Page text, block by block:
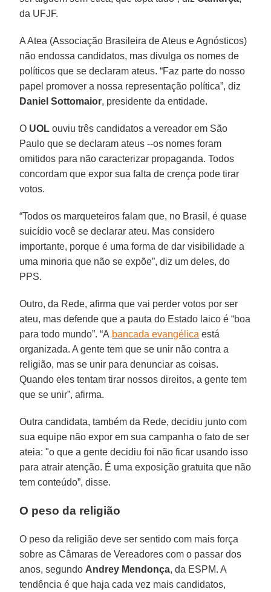
da UFJF.
A Atea (Associação Brasileira de Ateus e Agnósticos)
não endossa candidatos, mas divulga os nomes de
políticos que se declaram ateus. “Faz parte do nosso
papel promover a nossa representação política”, diz
Daniel Sottomaior, presidente da entidade.
O UOL ouviu três candidatos a vereador em São
Paulo que se declaram ateus --os nomes foram
omitidos para não caracterizar propaganda. Todos
concordam que expor sua falta de crença pode tirar
votos.
“Todos os marqueteiros falam que, no Brasil, é quase
suicídio você se declarar ateu. Mas considero
importante, porque é uma forma de dar visibilidade a
uma minoria que não se expõe”, diz um deles, do
PPS.
Outro, da Rede, afirma que vai perder votos por ser
ateu, mas defende que a pauta do Estado laico é “boa
para todo mundo”. “A bancada evangélica está
organizada. A gente tem que se unir não contra a
religião, mas se unir para denunciar as coisas.
Quando eles tentam tirar nossos direitos, a gente tem
que se unir”, afirma.
Outra candidata, também da Rede, decidiu junto com
sua equipe não expor em sua campanha o fato de ser
ateia: "o que a gente decidiu foi não ficar usando isso
para atrair atenção. É uma exposição gratuita que não
tem conteúdo”, disse.
O peso da religião
O peso da religião deve ser sentido com mais força
sobre as Câmaras de Vereadores com o passar dos
anos, segundo Andrey Mendonça, da ESPM. A
tendência é que haja cada vez mais candidatos,